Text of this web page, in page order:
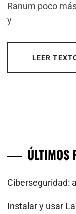
Ranum poco
y
LEER
ÚLTIMOS
Ciberseguridad:
Instalar y usar